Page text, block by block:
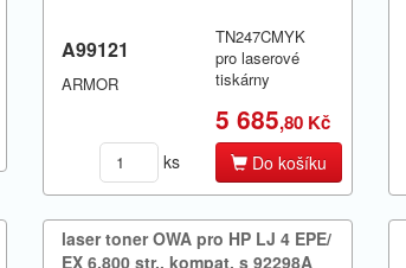
A99121
ARMOR
TN247CMYK
pro laserové
tiskárny
5 685,80 Kč
ks Do košíku
laser toner OWA pro HP LJ 4 EPE/​
EX 6.​800 str.​,​ kompat.​ s 92298A